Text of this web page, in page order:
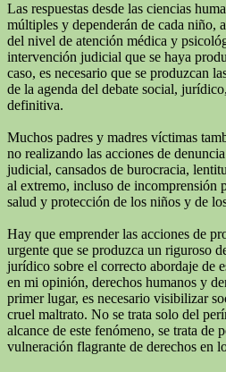
Las respuestas desde las ciencias
múltiples y dependerán de cada niño,
del nivel de atención médica y
intervención judicial que se haya
caso, es necesario que se produzcan
de la agenda del debate social,
definitiva.
Muchos padres y madres víctimas
no realizando las acciones de
judicial, cansados de burocracia,
al extremo, incluso de incomprensión
salud y protección de los niños y de
Hay que emprender las acciones de
urgente que se produzca un riguroso
jurídico sobre el correcto abordaje de
en mi opinión, derechos humanos y
primer lugar, es necesario visibilizar
cruel maltrato. No se trata solo del
alcance de este fenómeno, se trata de
vulneración flagrante de derechos en